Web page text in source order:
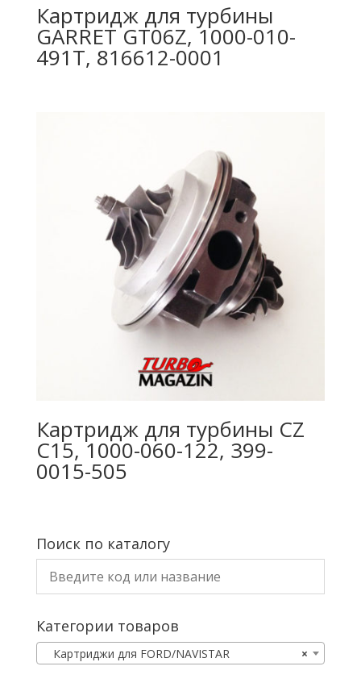
Картридж для турбины
GARRET GT06Z, 1000-010-
491T, 816612-0001
Картридж для турбины CZ
C15, 1000-060-122, 399-
0015-505
Поиск по каталогу
Категории товаров
×
Картриджи для FORD/NAVISTAR